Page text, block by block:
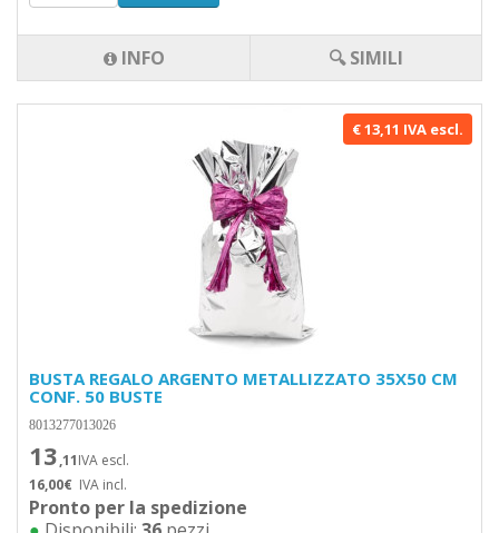
€ 13,11 IVA escl.
BUSTA REGALO ARGENTO METALLIZZATO 35X50 CM
CONF. 50 BUSTE
8013277013026
13,11IVA escl.
16,00€ IVA incl.
Pronto per la spedizione
INFO 🔍 SIMILI